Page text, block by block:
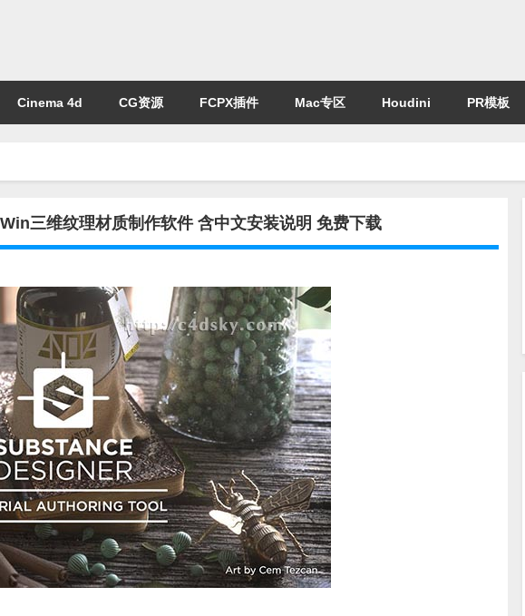
Cinema 4d CG资源 FCPX插件 Mac专区 Houdini PR模板
三维纹理材质制作软件 含中文安装说明 免费下载